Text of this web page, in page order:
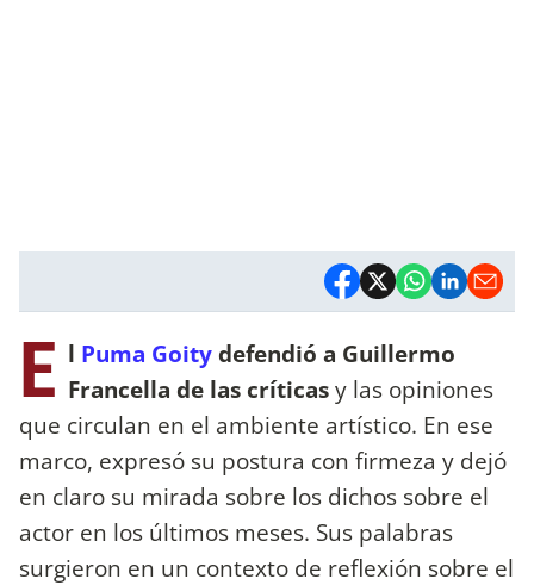
E l Puma Goitydefendió a Guillermo
Francella de las críticasy las opiniones
que circulan en el ambiente artístico. En ese
marco, expresó su postura con firmeza y dejó
en claro su mirada sobre los dichos sobre el
actor en los últimos meses. Sus palabras
surgieron en un contexto de reflexión sobre el